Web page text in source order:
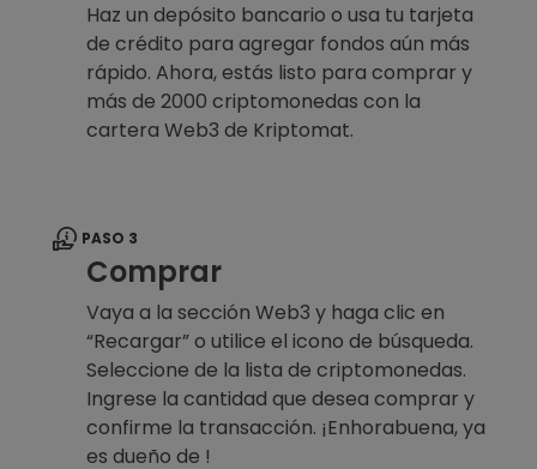
Haz un depósito bancario o usa tu tarjeta
de crédito para agregar fondos aún más
rápido. Ahora, estás listo para comprar y
más de 2000 criptomonedas con la
cartera Web3 de Kriptomat.
PASO 3
Comprar
Vaya a la sección Web3 y haga clic en
“Recargar” o utilice el icono de búsqueda.
Seleccione de la lista de criptomonedas.
Ingrese la cantidad que desea comprar y
confirme la transacción. ¡Enhorabuena, ya
es dueño de !